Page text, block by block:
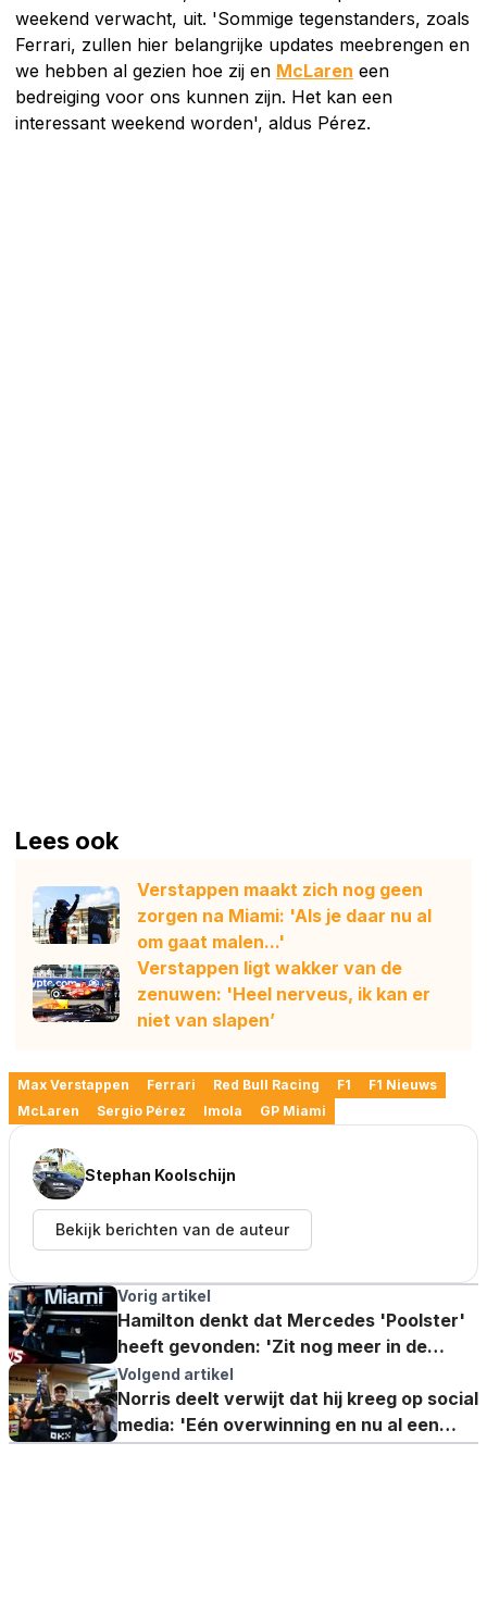
weekend verwacht, uit. 'Sommige tegenstanders, zoals
Ferrari, zullen hier belangrijke updates meebrengen en
we hebben al gezien hoe zij en McLaren een
bedreiging voor ons kunnen zijn. Het kan een
interessant weekend worden', aldus Pérez.
Lees ook
Verstappen maakt zich nog geen
zorgen na Miami: 'Als je daar nu al
om gaat malen...'
Verstappen ligt wakker van de
zenuwen: 'Heel nerveus, ik kan er
niet van slapen’
Max Verstappen Ferrari Red Bull Racing F1
F1 Nieuws
McLaren
Sergio Pérez Imola GP Miami
Stephan Koolschijn
Bekijk berichten van de auteur
Vorig artikel
Hamilton denkt dat Mercedes 'Poolster'
heeft gevonden: 'Zit nog meer in de
pijplijn'
Volgend artikel
Norris deelt verwijt dat hij kreeg op social
media: 'Eén overwinning en nu al een
groot ego'